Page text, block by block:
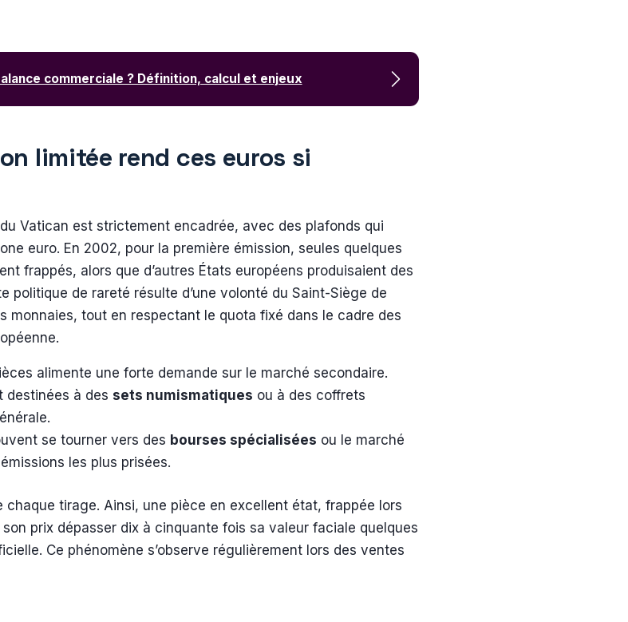
commerciale ? Définition, calcul et enjeux
limitée rend ces euros si
Vatican est strictement encadrée, avec des plafonds qui
euro. En 2002, pour la première émission, seules quelques
frappés, alors que d’autres États européens produisaient des
politique de rareté résulte d’une volonté du Saint-Siège de
monnaies, tout en respectant le quota fixé dans le cadre des
alimente une forte demande sur le marché secondaire.
destinées à des sets numismatiques ou à des coffrets
se tourner vers des bourses spécialisées ou le marché
les plus prisées.
tirage. Ainsi, une pièce en excellent état, frappée lors
prix dépasser dix à cinquante fois sa valeur faciale quelques
Ce phénomène s’observe régulièrement lors des ventes